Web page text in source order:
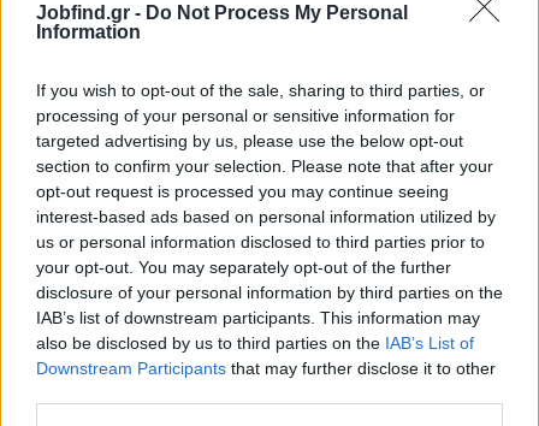
Jobfind.gr - Do Not Process My Personal
Information
If you wish to opt-out of the sale, sharing to third parties, or
processing of your personal or sensitive information for
targeted advertising by us, please use the below opt-out
section to confirm your selection. Please note that after your
opt-out request is processed you may continue seeing
interest-based ads based on personal information utilized by
us or personal information disclosed to third parties prior to
your opt-out. You may separately opt-out of the further
disclosure of your personal information by third parties on the
IAB’s list of downstream participants. This information may
also be disclosed by us to third parties on the IAB’s List of
Downstream Participants that may further disclose it to other
Πλήρης απασχόληση
σελίδα1από1
1